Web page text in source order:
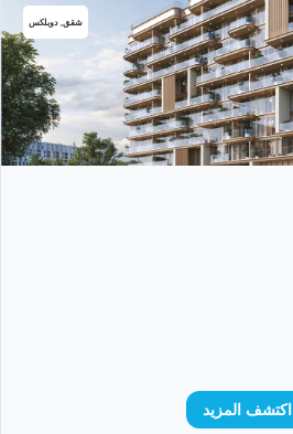
شقق, دوبلكس
اكتشف المزيد